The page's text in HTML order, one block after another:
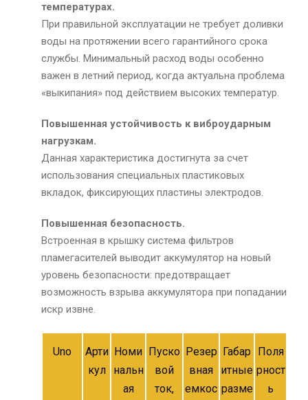
температурах.
При правильной эксплуатации не требует доливки
воды на протяжении всего гарантийного срока
службы. Минимальный расход воды особенно
важен в летний период, когда актуальна проблема
«выкипания» под действием высоких температур.
Повышенная устойчивость к виброударным
нагрузкам.
Данная характеристика достигнута за счет
использования специальных пластиковых
вкладок, фиксирующих пластины электродов.
Повышенная безопасность.
Встроенная в крышку система фильтров
пламегасителей выводит аккумулятор на новый
уровень безопасности: предотвращает
возможность взрыва аккумулятора при попадании
искр извне.
Uno
Арти
кул
Номи
нальн
ая
Пуско
вой
ток,
Резер
вная
емкос
Габар
итные
разме
Поля
рност
ь